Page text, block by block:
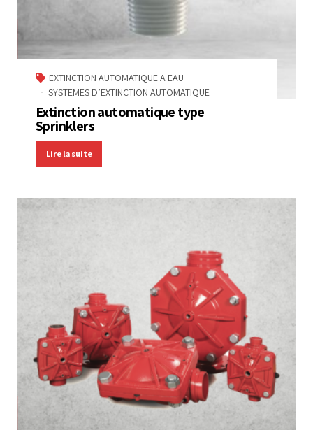
EXTINCTION AUTOMATIQUE A EAU
SYSTEMES D’EXTINCTION AUTOMATIQUE
Extinction automatique type
Sprinklers
Lire la suite